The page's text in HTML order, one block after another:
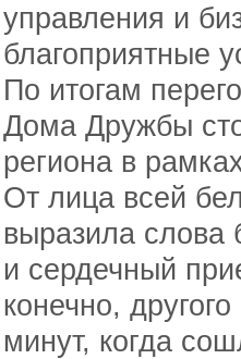
управления и
благоприятные
По итогам
Дома Дружбы
региона в
От лица всей
выразила слова
и сердечный
конечно,
минут, когда